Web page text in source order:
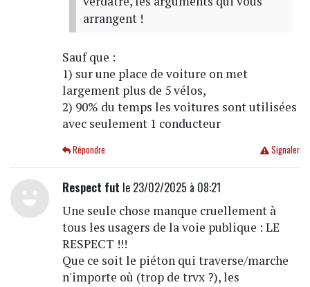
arrangent !
Sauf que :
1) sur une place de voiture on met
largement plus de 5 vélos,
2) 90% du temps les voitures sont utilisées
avec seulement 1 conducteur
Signaler
Répondre
Respect fut le 23/02/2025 à 08:21
Une seule chose manque cruellement à
tous les usagers de la voie publique : LE
RESPECT !!!
Que ce soit le piéton qui traverse/marche
n'importe où (trop de trvx ?), les